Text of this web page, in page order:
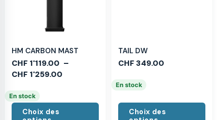
HM CARBON MAST
CHF 1'119.00 –
CHF 1'259.00
En stock
Choix des
TAIL DW
CHF349.00
En stock
Choix des